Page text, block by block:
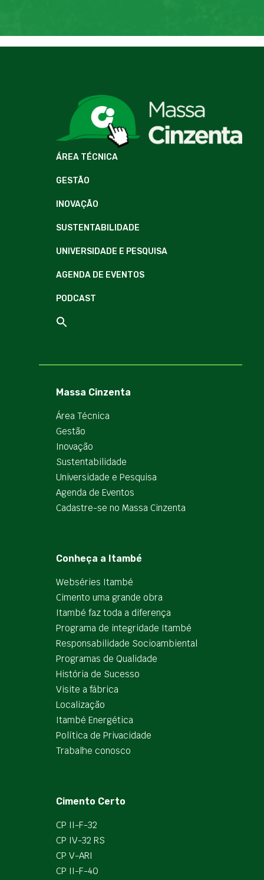
ÁREA TÉCNICA
GESTÃO
INOVAÇÃO
SUSTENTABILIDADE
UNIVERSIDADE E PESQUISA
AGENDA DE EVENTOS
PODCAST
Massa Cinzenta
Área Técnica
Gestão
Inovação
Sustentabilidade
Universidade e Pesquisa
Agenda de Eventos
Cadastre-se no Massa Cinzenta
Conheça a Itambé
Webséries Itambé
Cimento uma grande obra
Itambé faz toda a diferença
Programa de integridade Itambé
Responsabilidade Socioambiental
Programas de Qualidade
História de Sucesso
Visite a fábrica
Localização
Itambé Energética
Política de Privacidade
Trabalhe conosco
Cimento Certo
CP II-F-32
CP IV-32 RS
CP V-ARI
CP II-F-40